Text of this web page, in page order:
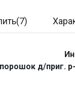
д/приг.